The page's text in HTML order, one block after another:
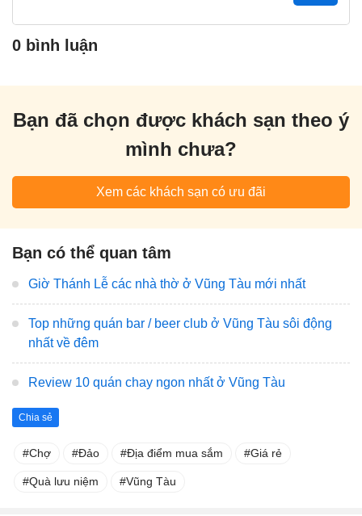
0 bình luận
Bạn đã chọn được khách sạn theo ý
mình chưa?
Xem các khách sạn có ưu đãi
Bạn có thể quan tâm
Giờ Thánh Lễ các nhà thờ ở Vũng Tàu mới nhất
Top những quán bar / beer club ở Vũng Tàu sôi động
nhất về đêm
Review 10 quán chay ngon nhất ở Vũng Tàu
Chia sẻ
Chợ Đảo Địa điểm mua sắm Giá rẻ
Quà lưu niệm Vũng Tàu